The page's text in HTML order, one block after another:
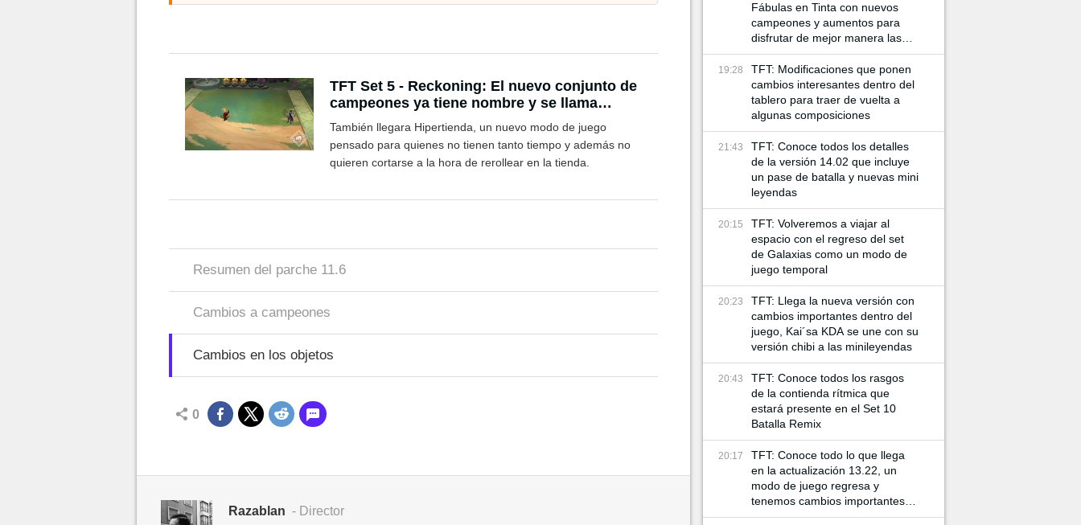
TFT Set 5 - Reckoning: El nuevo conjunto de
campeones ya tiene nombre y se llama
Juicio Final
También llegara Hipertienda, un nuevo modo de juego
pensado para quienes no tienen tanto tiempo y además no
quieren cortarse a la hora de rerollear en la tienda.
Resumen del parche 11.6
Cambios a campeones
Cambios en los objetos
0
Razablan - Director
Fábulas en Tinta con nuevos
campeones y aumentos para
disfrutar de mejor manera las
partidas
19:28
TFT: Modificaciones que ponen
cambios interesantes dentro del
tablero para traer de vuelta a
algunas composiciones
21:43
TFT: Conoce todos los detalles
de la versión 14.02 que incluye
un pase de batalla y nuevas mini
leyendas
20:15
TFT: Volveremos a viajar al
espacio con el regreso del set
de Galaxias como un modo de
juego temporal
20:23
TFT: Llega la nueva versión con
cambios importantes dentro del
juego, Kai´sa KDA se une con su
versión chibi a las minileyendas
20:43
TFT: Conoce todos los rasgos
de la contienda rítmica que
estará presente en el Set 10
Batalla Remix
20:17
TFT: Conoce todo lo que llega
en la actualización 13.22, un
modo de juego regresa y
tenemos cambios importantes
dentro de los tableros